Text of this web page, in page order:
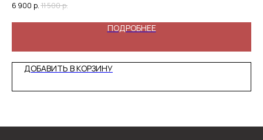
6 900 р. 11 500р.
ПОДРОБНЕЕ
ДОБАВИТЬ В КОРЗИНУ